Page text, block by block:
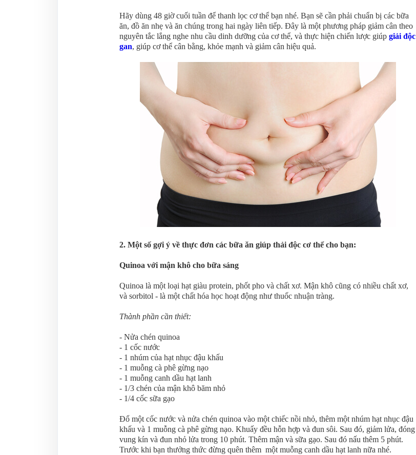
Hãy dùng 48 giờ cuối tuần để thanh lọc cơ thể bạn nhé. Bạn sẽ cần phải chuẩn bị các bữa
ăn, đồ ăn nhẹ và ăn chúng trong hai ngày liên tiếp. Đây là một phương pháp giảm cân theo
nguyên tắc lắng nghe nhu cầu dinh dưỡng của cơ thể, và thực hiện chiến lược giúp giải độc
gan, giúp cơ thể cân bằng, khỏe mạnh và giảm cân hiệu quả.
2. Một số gợi ý về thực đơn các bữa ăn giúp thải độc cơ thể cho bạn:
Quinoa với mận khô cho bữa sáng
Quinoa là một loại hạt giàu protein, phốt pho và chất xơ. Mận khô cũng có nhiều chất xơ,
và sorbitol - là một chất hóa học hoạt động như thuốc nhuận tràng.
Thành phần cần thiết:
- Nửa chén quinoa
- 1 cốc nước
- 1 nhúm của hạt nhục đậu khấu
- 1 muỗng cà phê gừng nạo
- 1 muỗng canh dầu hạt lanh
- 1/3 chén của mận khô băm nhỏ
- 1/4 cốc sữa gạo
Đổ một cốc nước và nửa chén quinoa vào một chiếc nồi nhỏ, thêm một nhúm hạt nhục đậu
khấu và 1 muỗng cà phê gừng nạo. Khuấy đều hỗn hợp và đun sôi. Sau đó, giảm lửa, đóng
vung kín và đun nhỏ lửa trong 10 phút. Thêm mận và sữa gạo. Sau đó nấu thêm 5 phút.
Trước khi bạn thưởng thức đừng quên thêm một muỗng canh dầu hạt lanh nữa nhé.